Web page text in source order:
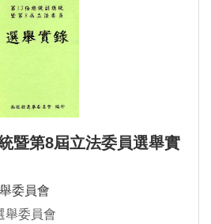
暨第8屆立法委員選舉實
委員會
舉委員會